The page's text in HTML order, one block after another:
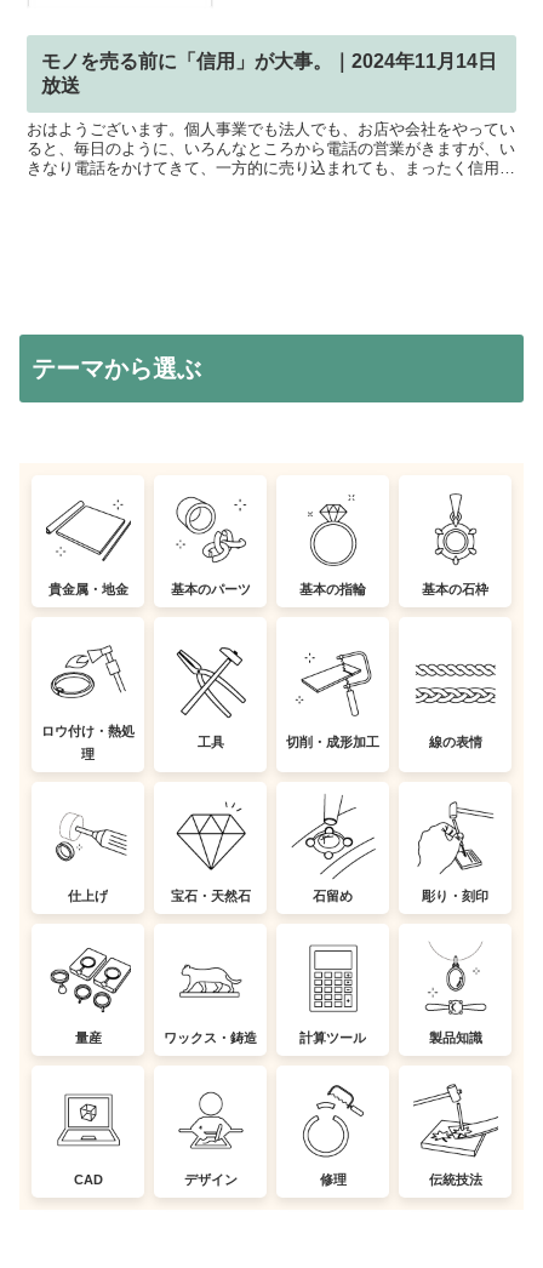
モノを売る前に「信用」が大事。｜2024年11月14日
放送
おはようございます。個人事業でも法人でも、お店や会社をやってい
ると、毎日のように、いろんなところから電話の営業がきますが、い
きなり電話をかけてきて、一方的に売り込まれても、まったく信用で
テーマから選ぶ
貴金属・地金 基本のパーツ 基本の指輪 基本の石枠
ロウ付け・熱処
理
工具 切削・成形加工 線の表情
仕上げ 宝石・天然石 石留め 彫り・刻印
量産 ワックス・鋳造 計算ツール 製品知識
CAD デザイン 修理 伝統技法